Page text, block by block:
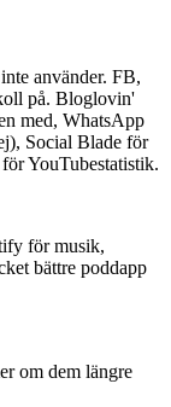
använder. FB,
på. Bloglovin'
med, WhatsApp
Social Blade för
YouTubestatistik.
för musik,
bättre poddapp
om dem längre